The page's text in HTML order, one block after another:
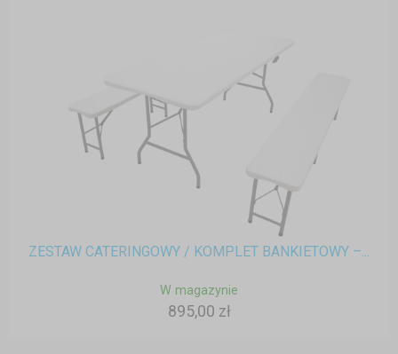
ZESTAW CATERINGOWY / KOMPLET BANKIETOWY –...
W magazynie
895,00 zł